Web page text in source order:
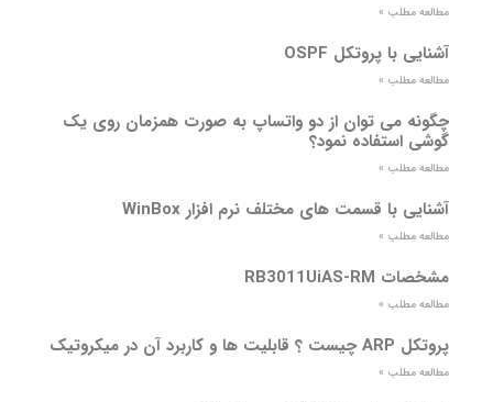
مطالعه مطلب »
آشنایی با پروتکل OSPF
مطالعه مطلب »
چگونه می توان از دو واتساپ به صورت همزمان روی یک
گوشی استفاده نمود؟
مطالعه مطلب »
آشنایی با قسمت های مختلف نرم افزار WinBox
مطالعه مطلب »
مشخصات RB3011UiAS-RM
مطالعه مطلب »
پروتکل ARP چیست ؟ قابلیت ها و کاربرد آن در میکروتیک
مطالعه مطلب »